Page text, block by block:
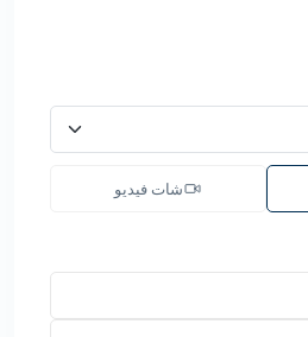
شات فيديو